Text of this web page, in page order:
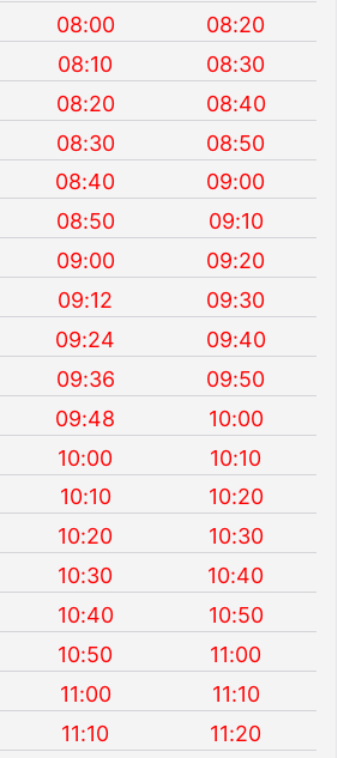
08:00
08:20
08:10
08:30
08:20
08:40
08:30
08:50
08:40
09:00
08:50
09:10
09:00
09:20
09:12
09:30
09:24
09:40
09:36
09:50
09:48
10:00
10:00
10:10
10:10
10:20
10:20
10:30
10:30
10:40
10:40
10:50
10:50
11:00
11:00
11:10
11:10
11:20